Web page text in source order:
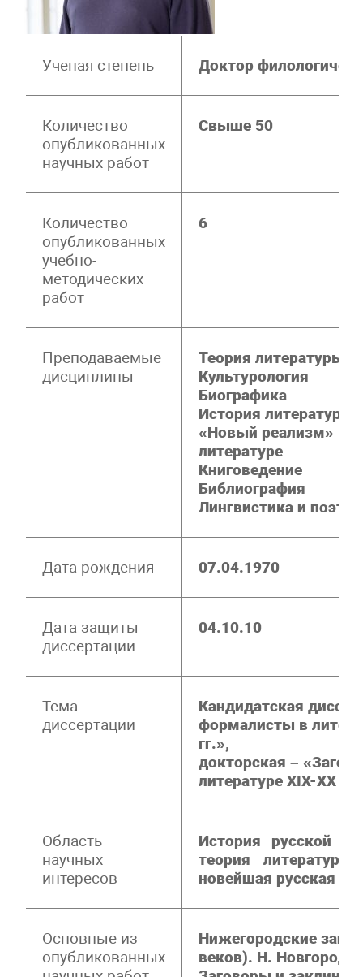
Ученая степень Доктор
Количество
опубликованных
научных работ
Свыше 50
Количество
опубликованных
учебно-
методических
работ
6
Преподаваемые
дисциплины
Теория литературы
Культурология
Биографика
История
«Новый реализм» в
литературе
Книговедение
Библиография
Лингвистика и
Дата рождения 07.04.1970
Дата защиты
диссертации
04.10.10
Тема
диссертации
Кандидатская
формалисты в
гг.»,
докторская –
литературе XIX-XX
Область
научных
интересов
История русской
теория литературы,
новейшая русская
Основные из
опубликованных
Нижегородские
веков). Н. Новгород: